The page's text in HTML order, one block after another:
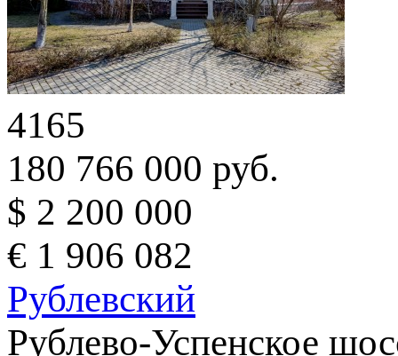
4165
180 766 000 руб.
$ 2 200 000
€ 1 906 082
Рублевский
Рублево-Успенское